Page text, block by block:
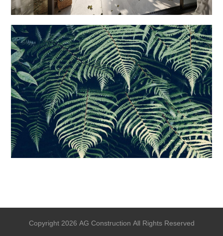
Copyright 2026 AG Construction All Rights Reserved